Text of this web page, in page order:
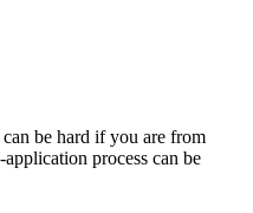
be hard if you are from
process can be